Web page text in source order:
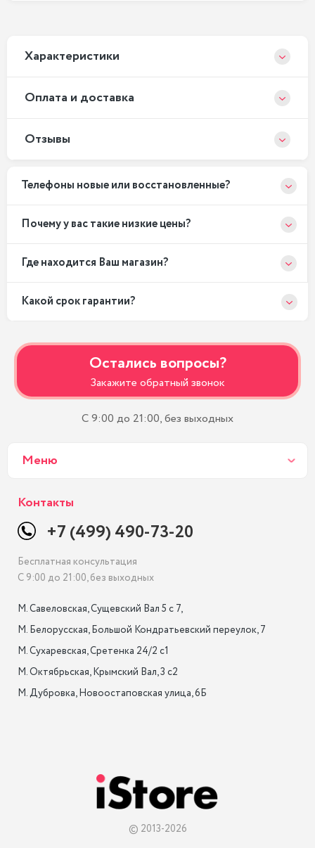
Xарактеристики
Оплата и доставка
Отзывы
Телефоны новые или восстановленные?
Почему у вас такие низкие цены?
Где находится Ваш магазин?
Какой срок гарантии?
Остались вопросы?
Закажите обратный звонок
С 9:00 до 21:00, без выходных
Меню
Контакты
+7 (499) 490-73-20
Бесплатная консультация
С 9:00 до 21:00, без выходных
М. Савеловская, Сущевский Вал 5 с 7,
М. Белорусская, Большой Кондратьевский переулок, 7
М. Сухаревская, Сретенка 24/2 с1
М. Октябрьская, Крымский Вал, 3 с2
М. Дубровка, Новоостаповская улица, 6Б
© 2013-2026